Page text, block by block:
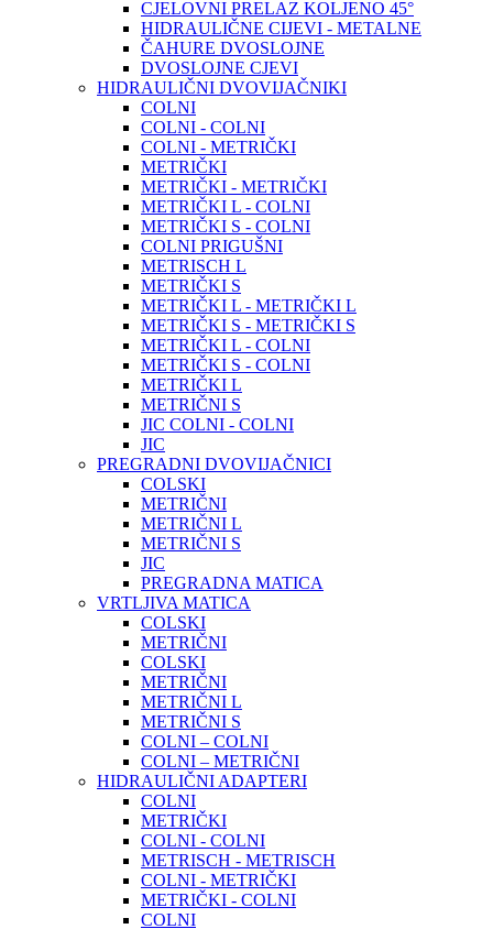
CJELOVNI PRELAZ KOLJENO 45°
HIDRAULIČNE CIJEVI - METALNE
ČAHURE DVOSLOJNE
DVOSLOJNE CJEVI
HIDRAULIČNI DVOVIJAČNIKI
COLNI
COLNI - COLNI
COLNI - METRIČKI
METRIČKI
METRIČKI - METRIČKI
METRIČKI L - COLNI
METRIČKI S - COLNI
COLNI PRIGUŠNI
METRISCH L
METRIČKI S
METRIČKI L - METRIČKI L
METRIČKI S - METRIČKI S
METRIČKI L - COLNI
METRIČKI S - COLNI
METRIČKI L
METRIČNI S
JIC COLNI - COLNI
JIC
PREGRADNI DVOVIJAČNICI
COLSKI
METRIČNI
METRIČNI L
METRIČNI S
JIC
PREGRADNA MATICA
VRTLJIVA MATICA
COLSKI
METRIČNI
COLSKI
METRIČNI
METRIČNI L
METRIČNI S
COLNI – COLNI
COLNI – METRIČNI
HIDRAULIČNI ADAPTERI
COLNI
METRIČKI
COLNI - COLNI
METRISCH - METRISCH
COLNI - METRIČKI
METRIČKI - COLNI
COLNI